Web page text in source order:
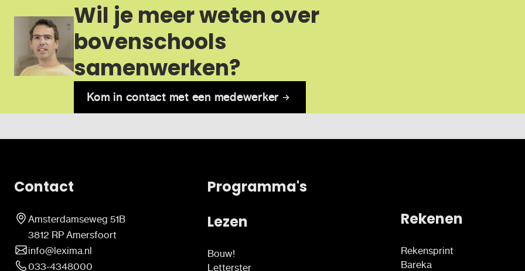
Wil je meer weten over
bovenschools
samenwerken?
Kom in contact met een medewerker
Contact
Amsterdamseweg 51B
3812 RP Amersfoort
info@lexima.nl
033-4348000
Programma's
Lezen
Bouw!
Letterster
Rekenen
Rekensprint
Bareka